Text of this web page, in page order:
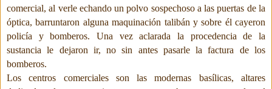
comercial, al verle echando un polvo sospechoso a las puertas de la
óptica, barruntaron alguna maquinación talibán y sobre él cayeron
policía y bomberos. Una vez aclarada la procedencia de la
sustancia le dejaron ir, no sin antes pasarle la factura de los
bomberos.
Los centros comerciales son las modernas basílicas, altares